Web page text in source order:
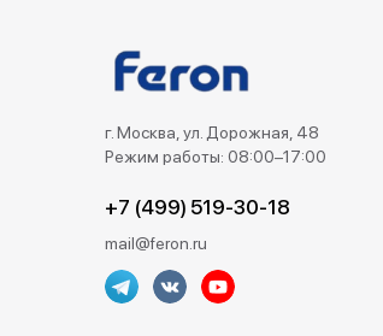
г. Москва, ул. Дорожная, 48
Режим работы: 08:00–17:00
+7 (499) 519-30-18
mail@feron.ru